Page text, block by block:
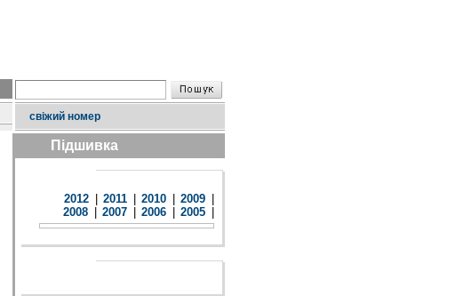
свіжий номер
Підшивка
2012 2011 2010 2009
2008
2007 2006 2005